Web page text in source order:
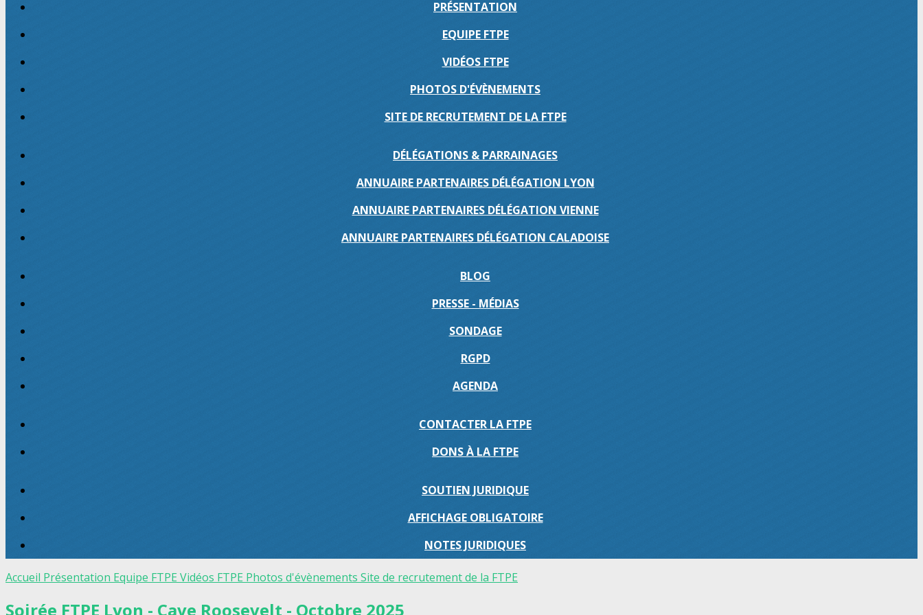
PRÉSENTATION
EQUIPE FTPE
VIDÉOS FTPE
PHOTOS D'ÉVÈNEMENTS
SITE DE RECRUTEMENT DE LA FTPE
DÉLÉGATIONS & PARRAINAGES
ANNUAIRE PARTENAIRES DÉLÉGATION LYON
ANNUAIRE PARTENAIRES DÉLÉGATION VIENNE
ANNUAIRE PARTENAIRES DÉLÉGATION CALADOISE
BLOG
PRESSE - MÉDIAS
SONDAGE
RGPD
AGENDA
CONTACTER LA FTPE
DONS À LA FTPE
SOUTIEN JURIDIQUE
AFFICHAGE OBLIGATOIRE
NOTES JURIDIQUES
Accueil Présentation Equipe FTPE Vidéos FTPE Photos d'évènements Site de recrutement de la FTPE
Soirée FTPE Lyon - Cave Roosevelt - Octobre 2025